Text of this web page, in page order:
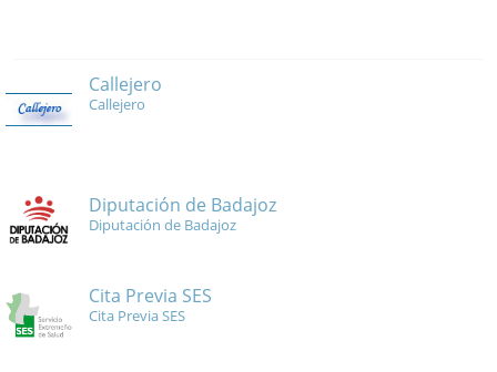
Callejero
Callejero
Diputación de Badajoz
Diputación de Badajoz
Cita Previa SES
Cita Previa SES